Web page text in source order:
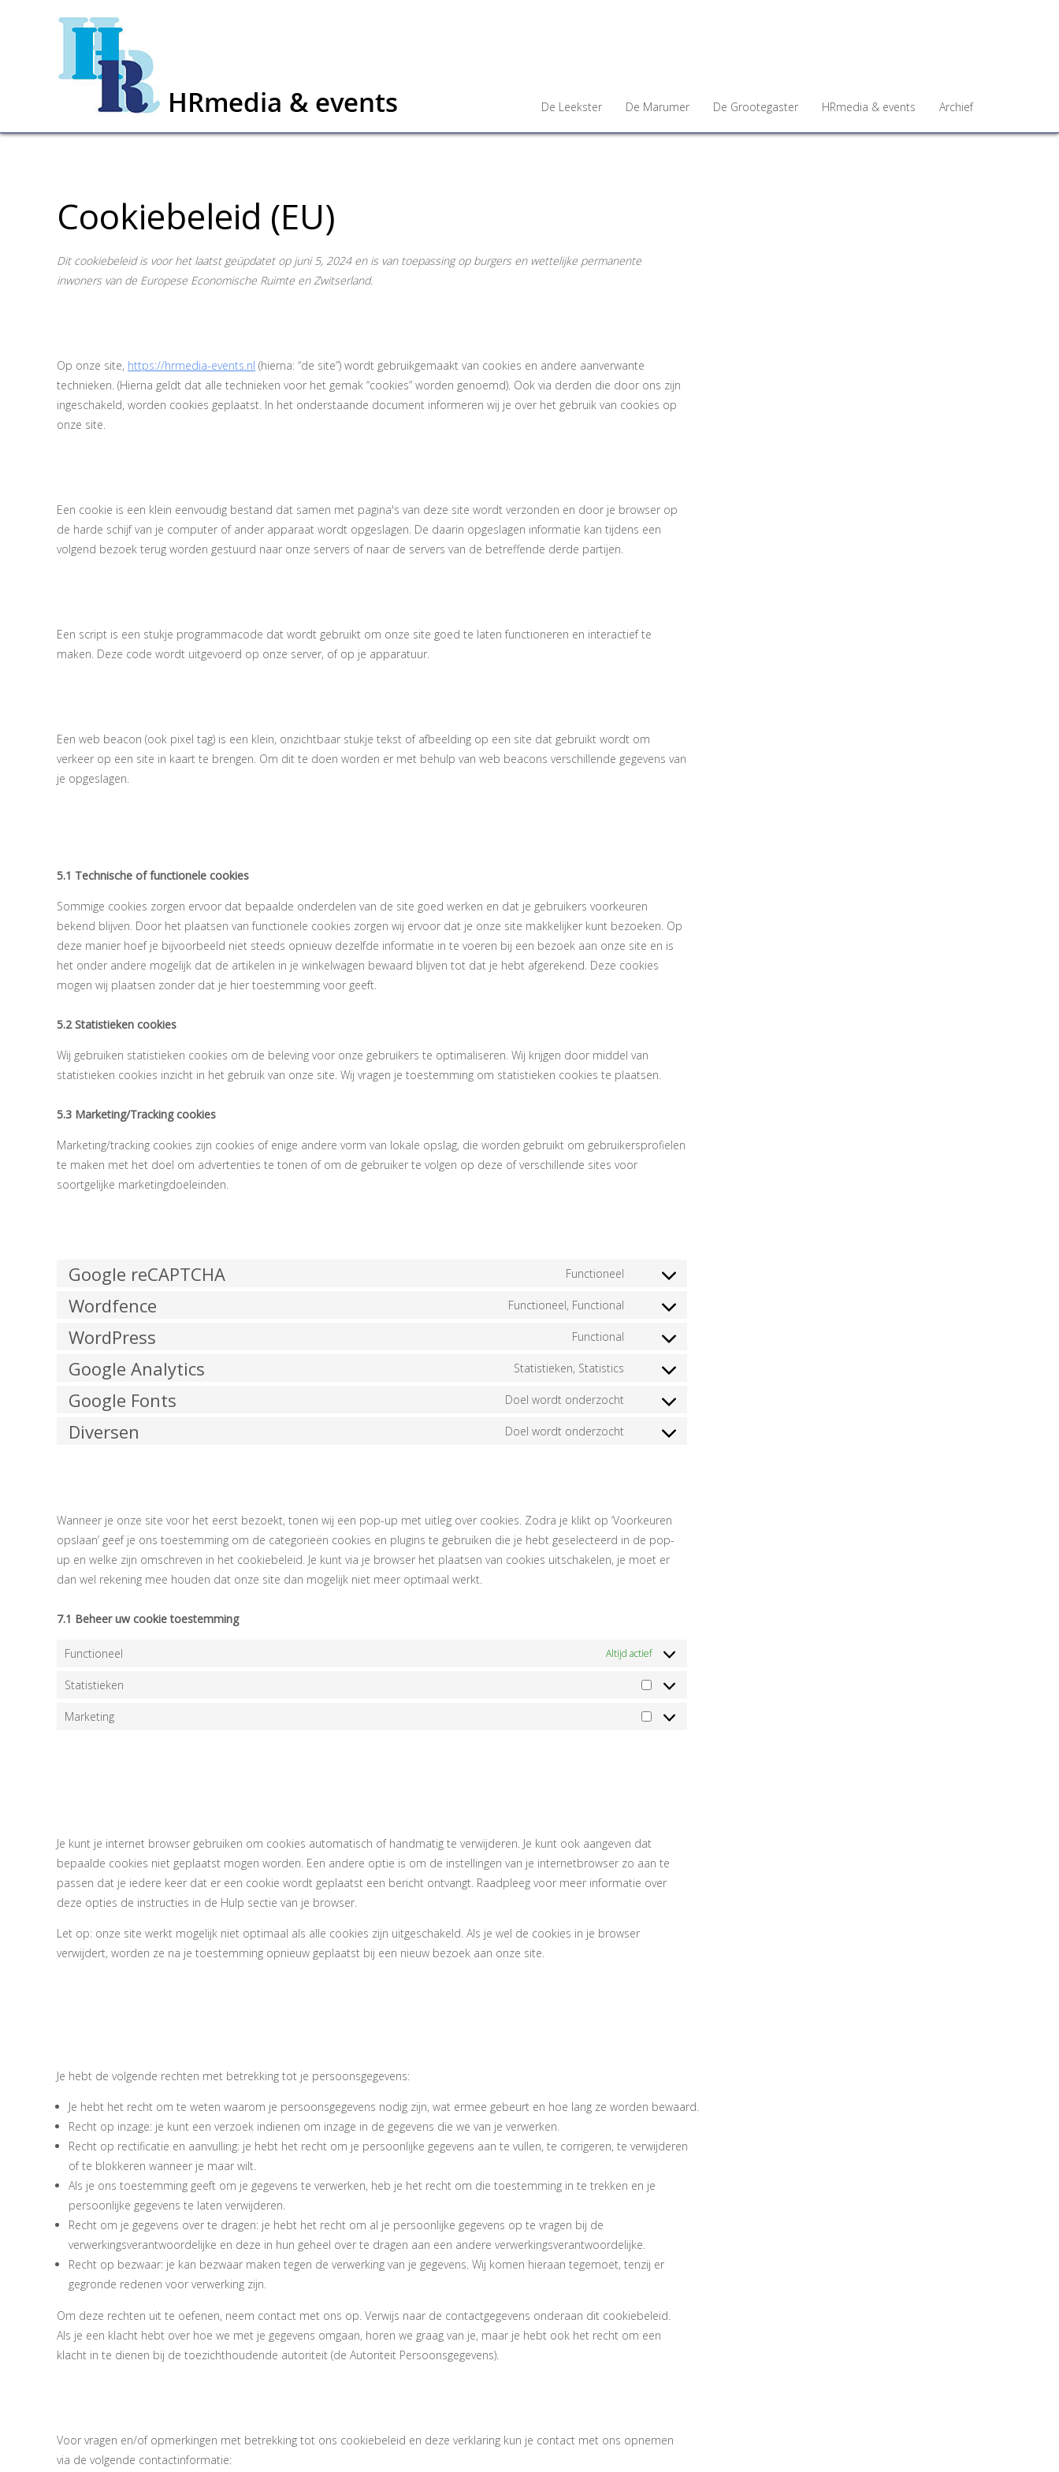
De Leekster De Marumer De Grootegaster HRmedia & events Archief
Cookiebeleid (EU)
Dit cookiebeleid is voor het laatst geüpdatet op juni 5, 2024 en is van toepassing op burgers en wettelijke permanente
inwoners van de Europese Economische Ruimte en Zwitserland.
Op onze site, https://hrmedia-events.nl (hierna: “de site”) wordt gebruikgemaakt van cookies en andere aanverwante
technieken. (Hierna geldt dat alle technieken voor het gemak “cookies” worden genoemd). Ook via derden die door ons zijn
ingeschakeld, worden cookies geplaatst. In het onderstaande document informeren wij je over het gebruik van cookies op
onze site.
Een cookie is een klein eenvoudig bestand dat samen met pagina's van deze site wordt verzonden en door je browser op
de harde schijf van je computer of ander apparaat wordt opgeslagen. De daarin opgeslagen informatie kan tijdens een
volgend bezoek terug worden gestuurd naar onze servers of naar de servers van de betreffende derde partijen.
Een script is een stukje programmacode dat wordt gebruikt om onze site goed te laten functioneren en interactief te
maken. Deze code wordt uitgevoerd op onze server, of op je apparatuur.
Een web beacon (ook pixel tag) is een klein, onzichtbaar stukje tekst of afbeelding op een site dat gebruikt wordt om
verkeer op een site in kaart te brengen. Om dit te doen worden er met behulp van web beacons verschillende gegevens van
je opgeslagen.
5.1 Technische of functionele cookies
Sommige cookies zorgen ervoor dat bepaalde onderdelen van de site goed werken en dat je gebruikers voorkeuren
bekend blijven. Door het plaatsen van functionele cookies zorgen wij ervoor dat je onze site makkelijker kunt bezoeken. Op
deze manier hoef je bijvoorbeeld niet steeds opnieuw dezelfde informatie in te voeren bij een bezoek aan onze site en is
het onder andere mogelijk dat de artikelen in je winkelwagen bewaard blijven tot dat je hebt afgerekend. Deze cookies
mogen wij plaatsen zonder dat je hier toestemming voor geeft.
5.2 Statistieken cookies
Wij gebruiken statistieken cookies om de beleving voor onze gebruikers te optimaliseren. Wij krijgen door middel van
statistieken cookies inzicht in het gebruik van onze site. Wij vragen je toestemming om statistieken cookies te plaatsen.
5.3 Marketing/Tracking cookies
Marketing/tracking cookies zijn cookies of enige andere vorm van lokale opslag, die worden gebruikt om gebruikersprofielen
te maken met het doel om advertenties te tonen of om de gebruiker te volgen op deze of verschillende sites voor
soortgelijke marketingdoeleinden.
Google reCAPTCHA Functioneel
Consent
google-
Wordfence Functioneel, Functional
Consent
wordfence
WordPress Functional
Consent
wordpress
Google Analytics Statistieken, Statistics
Consent
google-
Google Fonts Doel wordt onderzocht
Consent
Diversen Doel wordt onderzocht
Consent
Wanneer je onze site voor het eerst bezoekt, tonen wij een pop-up met uitleg over cookies. Zodra je klikt op ‘Voorkeuren
opslaan’ geef je ons toestemming om de categorieën cookies en plugins te gebruiken die je hebt geselecteerd in de pop-
up en welke zijn omschreven in het cookiebeleid. Je kunt via je browser het plaatsen van cookies uitschakelen, je moet er
dan wel rekening mee houden dat onze site dan mogelijk niet meer optimaal werkt.
7.1 Beheer uw cookie toestemming
Functioneel Altijd actief
Statistieken
Statistieken
Marketing
Marketing
Je kunt je internet browser gebruiken om cookies automatisch of handmatig te verwijderen. Je kunt ook aangeven dat
bepaalde cookies niet geplaatst mogen worden. Een andere optie is om de instellingen van je internetbrowser zo aan te
passen dat je iedere keer dat er een cookie wordt geplaatst een bericht ontvangt. Raadpleeg voor meer informatie over
deze opties de instructies in de Hulp sectie van je browser.
Let op: onze site werkt mogelijk niet optimaal als alle cookies zijn uitgeschakeld. Als je wel de cookies in je browser
verwijdert, worden ze na je toestemming opnieuw geplaatst bij een nieuw bezoek aan onze site.
Je hebt de volgende rechten met betrekking tot je persoonsgegevens:
Je hebt het recht om te weten waarom je persoonsgegevens nodig zijn, wat ermee gebeurt en hoe lang ze worden bewaard.
Recht op inzage: je kunt een verzoek indienen om inzage in de gegevens die we van je verwerken.
Recht op rectificatie en aanvulling: je hebt het recht om je persoonlijke gegevens aan te vullen, te corrigeren, te verwijderen
of te blokkeren wanneer je maar wilt.
Als je ons toestemming geeft om je gegevens te verwerken, heb je het recht om die toestemming in te trekken en je
persoonlijke gegevens te laten verwijderen.
Recht om je gegevens over te dragen: je hebt het recht om al je persoonlijke gegevens op te vragen bij de
verwerkingsverantwoordelijke en deze in hun geheel over te dragen aan een andere verwerkingsverantwoordelijke.
Recht op bezwaar: je kan bezwaar maken tegen de verwerking van je gegevens. Wij komen hieraan tegemoet, tenzij er
gegronde redenen voor verwerking zijn.
Om deze rechten uit te oefenen, neem contact met ons op. Verwijs naar de contactgegevens onderaan dit cookiebeleid.
Als je een klacht hebt over hoe we met je gegevens omgaan, horen we graag van je, maar je hebt ook het recht om een
klacht in te dienen bij de toezichthoudende autoriteit (de Autoriteit Persoonsgegevens).
Voor vragen en/of opmerkingen met betrekking tot ons cookiebeleid en deze verklaring kun je contact met ons opnemen
via de volgende contactinformatie: